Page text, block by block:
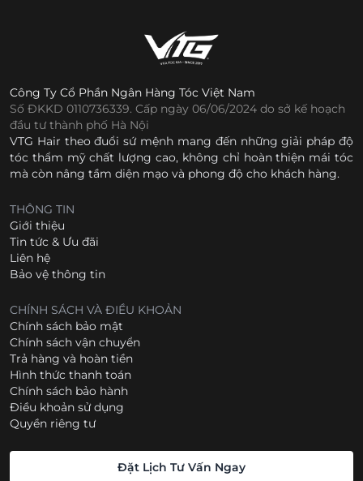
Công Ty Cổ Phần Ngân Hàng Tóc Việt Nam
Số ĐKKD 0110736339. Cấp ngày 06/06/2024 do sở kế hoạch
đầu tư thành phố Hà Nội
VTG Hair theo đuổi sứ mệnh mang đến những giải pháp độ
tóc thẩm mỹ chất lượng cao, không chỉ hoàn thiện mái tóc
mà còn nâng tầm diện mạo và phong độ cho khách hàng.
THÔNG TIN
Giới thiệu
Tin tức & Ưu đãi
Liên hệ
Bảo vệ thông tin
CHÍNH SÁCH VÀ ĐIỀU KHOẢN
Chính sách bảo mật
Chính sách vận chuyển
Trả hàng và hoàn tiền
Hình thức thanh toán
Chính sách bảo hành
Điều khoản sử dụng
Quyền riêng tư
Đặt Lịch Tư Vấn Ngay